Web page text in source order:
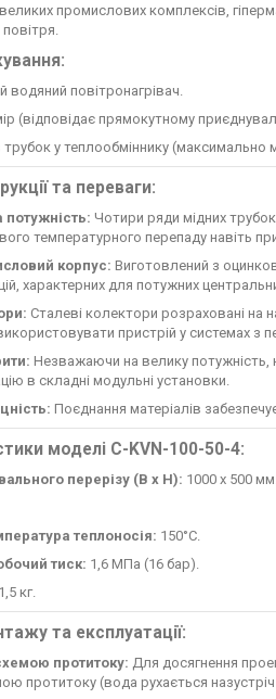
промислових комплексів,
водяний повітронагрівач.
(відповідає прямокутному
трубок у теплообміннику (максимально
та переваги:
потужність: Чотири ряди мідних
температурного перепаду навіть
корпус: Виготовлений з
характерних для потужних
Сталеві колектори розраховані на
пристрій у системах з
Незважаючи на велику потужність,
в складні модульні установки.
Поєднання матеріалів
моделі C-KVN-100-50-4:
перерізу (B х H): 1000 х 500 мм.
теплоносія: 150°C.
тиск: 1,6 МПа (16 бар).
кг.
та експлуатації:
протитоку: Для досягнення
протитоку (вода рухається